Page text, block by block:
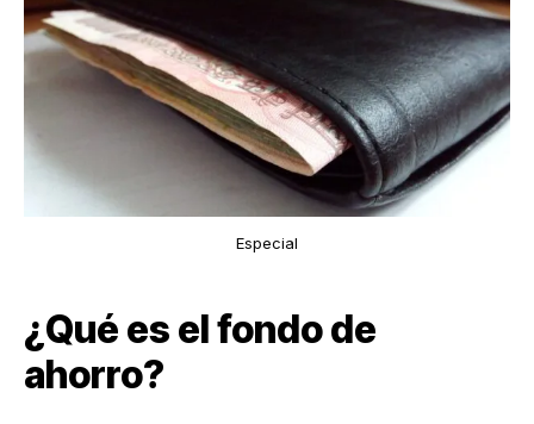
Especial
¿Qué es el fondo de
ahorro?